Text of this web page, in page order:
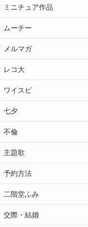
ミニチュア作品
ムーチー
メルマガ
レコ大
ワイスピ
七夕
不倫
主題歌
予約方法
二階堂ふみ
交際・結婚